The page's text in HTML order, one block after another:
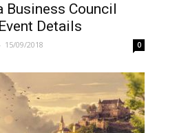
Business Council
Details
- 15/09/2018 0